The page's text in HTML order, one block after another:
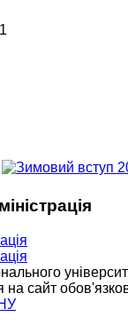
на сайт